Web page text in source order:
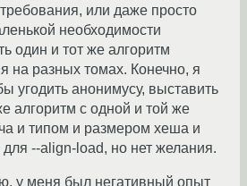
или даже просто
необходимости
один и тот же алгоритм
на разных томах. Конечно, я
угодить анонимусу, выставить
алгоритм с одной и той же
и типом и размером хеша и
--align-load, но нет желания.
у меня был негативный опыт